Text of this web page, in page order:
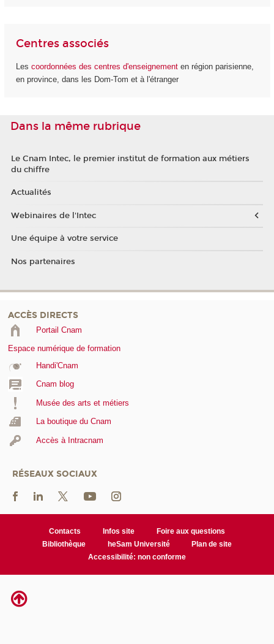
Centres associés
Les coordonnées des centres d'enseignement en région parisienne,
en province, dans les Dom-Tom et à l'étranger
Dans la même rubrique
Le Cnam Intec, le premier institut de formation aux métiers
du chiffre
Actualités
Webinaires de l'Intec
Une équipe à votre service
Nos partenaires
ACCÈS DIRECTS
Portail Cnam
Espace numérique de formation
Handi'Cnam
Cnam blog
Musée des arts et métiers
La boutique du Cnam
Accès à Intracnam
RÉSEAUX SOCIAUX
Contacts Infos site
Foire aux questions
Bibliothèque
heSam Université
Plan de site
Accessibilité: non conforme